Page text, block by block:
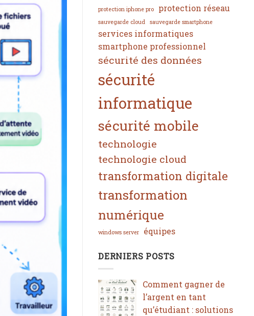
protection iphone pro protection réseau
sauvegarde cloud sauvegarde smartphone
services informatiques
smartphone professionnel
sécurité des données
sécurité
informatique
sécurité mobile
technologie
technologie cloud
transformation digitale
transformation
numérique
windows server équipes
DERNIERS POSTS
Comment gagner de
l’argent en tant
qu’étudiant : solutions